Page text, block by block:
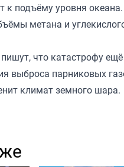
к подъёму уровня
метана и
что катастрофу
выброса парниковых
климат земного шара.